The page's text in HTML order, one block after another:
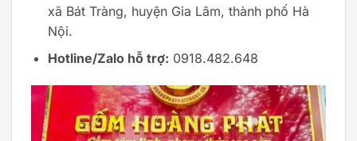
xã Bát Tràng, huyện Gia Lâm, thành phố Hà
Nội.
Hotline/Zalo hỗ trợ: 0918.482.648